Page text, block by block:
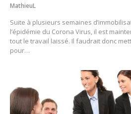
MathieuL
Suite à plusieurs semaines
l’épidémie du Corona Virus, il est
tout le travail laissé. Il faudrait donc
pour…